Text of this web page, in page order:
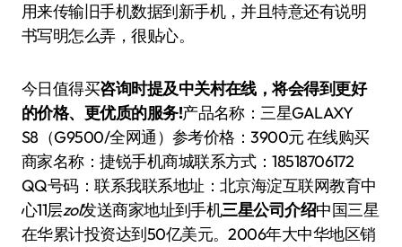
用来传输旧手机数据到新手机，并且特意还有说明
书写明怎么弄，很贴心。
今日值得买咨询时提及中关村在线，将会得到更好
的价格、更优质的服务!产品名称：三星GALAXY
S8（G9500/全网通）参考价格：3900元 在线购买
商家名称：捷锐手机商城联系方式：18518706172
QQ号码：联系我联系地址：北京海淀互联网教育中
心11层zol发送商家地址到手机三星公司介绍中国三星
在华累计投资达到50亿美元。2006年大中华地区销